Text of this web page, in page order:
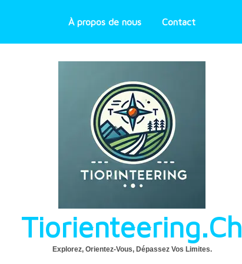
À propos de nous Contact
Tiorienteering.ch
Explorez, Orientez-Vous, Dépassez Vos Limites.